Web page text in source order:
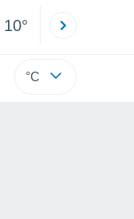
10°
°C